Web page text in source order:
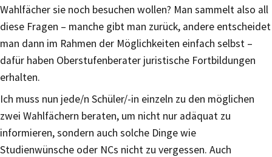
Wahlfächer sie noch besuchen wollen? Man sammelt also all
diese Fragen – manche gibt man zurück, andere entscheidet
man dann im Rahmen der Möglichkeiten einfach selbst –
dafür haben Oberstufenberater juristische Fortbildungen
erhalten.
Ich muss nun jede/n Schüler/-in einzeln zu den möglichen
zwei Wahlfächern beraten, um nicht nur adäquat zu
informieren, sondern auch solche Dinge wie
Studienwünsche oder NCs nicht zu vergessen. Auch